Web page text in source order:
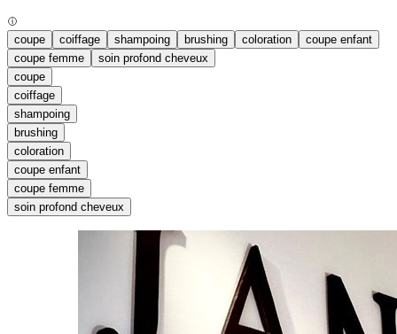
coupe coiffage shampoing brushing coloration
coupe enfant
coupe femme
soin profond cheveux
coupe
coiffage
shampoing
brushing
coloration
coupe enfant
coupe femme
soin profond cheveux